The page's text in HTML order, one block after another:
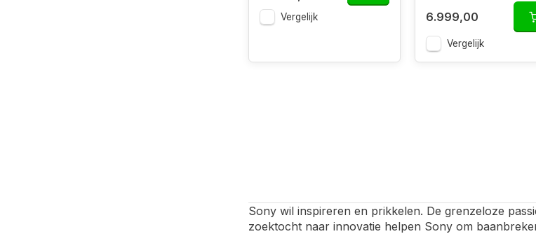
Vergelijk 6.999,00
Vergelijk
Sony wil inspireren en prikkelen. De grenzeloze
zoektocht naar innovatie helpen Sony om